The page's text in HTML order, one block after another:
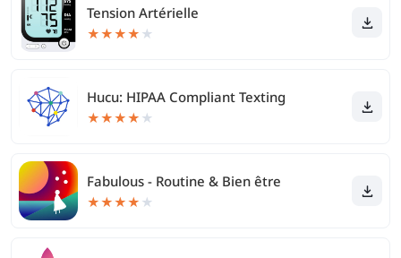
Tension Artérielle
★★★★ ★
Hucu: HIPAA Compliant Texting
★★★★ ★
Fabulous - Routine & Bien être
★★★★ ★